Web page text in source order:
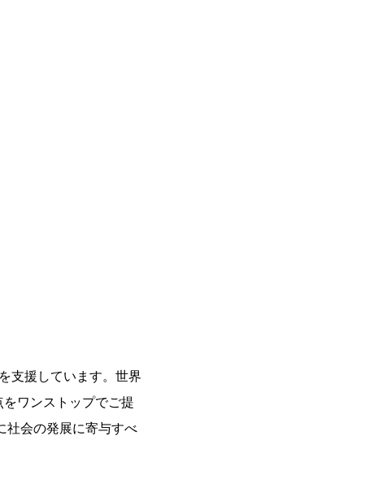
支援しています。世界
ワンストップでご提
社会の発展に寄与すべ